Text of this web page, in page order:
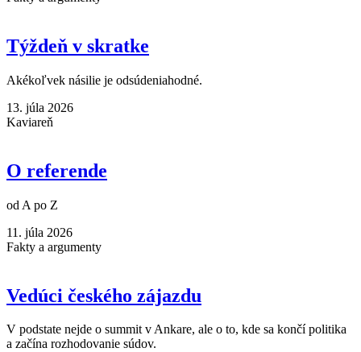
Týždeň v skratke
Akékoľvek násilie je odsúdeniahodné.
13. júla 2026
Kaviareň
O referende
od A po Z
11. júla 2026
Fakty a argumenty
Vedúci českého zájazdu
V podstate nejde o summit v Ankare, ale o to, kde sa končí politika
a začína rozhodovanie súdov.